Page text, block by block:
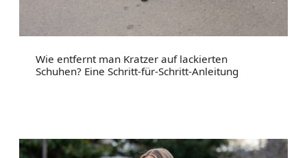
Wie entfernt man Kratzer auf lackierten
Schuhen? Eine Schritt-für-Schritt-Anleitung